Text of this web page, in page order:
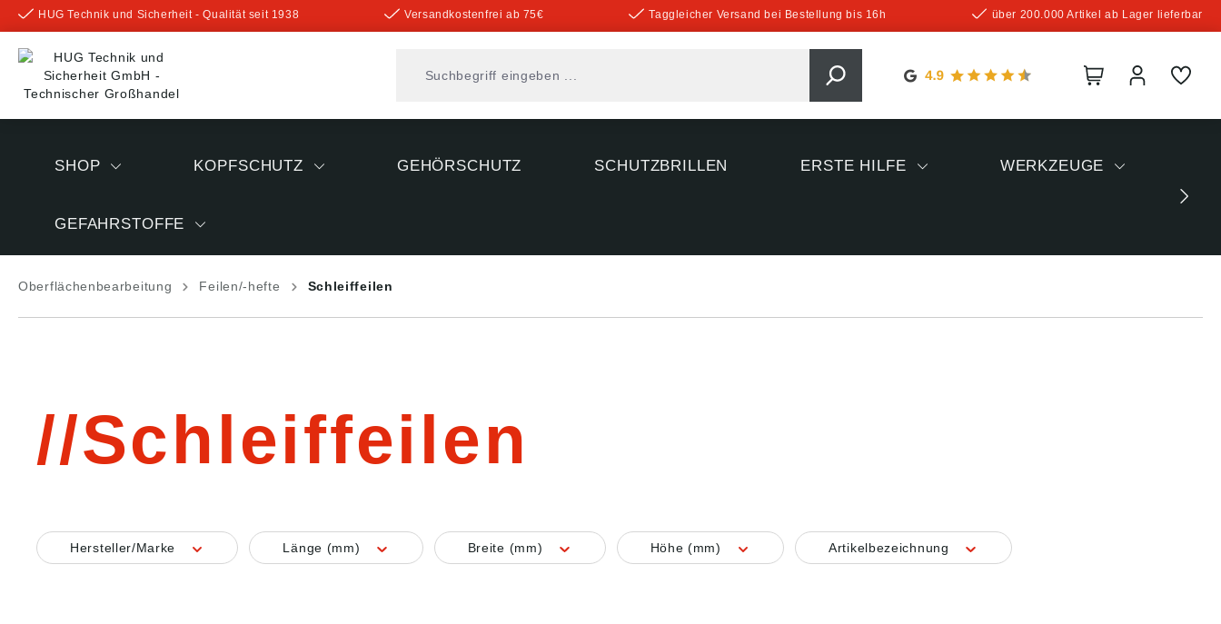
springen
HUG Technik und Sicherheit - Qualität seit 1938 Versandkostenfrei ab 75€ Taggleicher Versand bei Bestellung bis 16h über 200.000 Artikel ab Lager lieferbar
SHOP KOPFSCHUTZ GEHÖRSCHUTZ SCHUTZBRILLEN ERSTE HILFE WERKZEUGE
GEFAHRSTOFFE
Oberflächenbearbeitung Feilen/-hefte Schleiffeilen
Schleiffeilen
Hersteller/Marke Länge (mm) Breite (mm) Höhe (mm) Artikelbezeichnung